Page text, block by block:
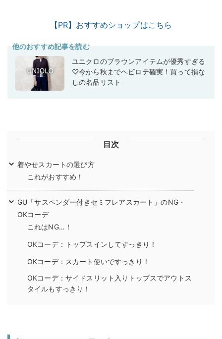
【PR】おすすめショップはこちら
他のおすすめ記事を読む
ユニクロのブラウンアイテムが優秀すぎる
♡今から秋までヘビロテ確実！買って損な
しの名品リスト
目次
着やせスカートの選び方
これがおすすめ！
GU「サスペンダー付きセミフレアスカート」のNG・
OKコーデ
これはNG…！
OKコーデ：トップスインしてすっきり！
OKコーデ：スカート使いですっきり！
OKコーデ：サイドスリット入りトップスでアウトス
タイルもすっきり！